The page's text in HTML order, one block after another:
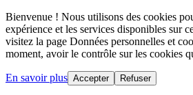
Bienvenue ! Nous utilisons des cookies
expérience et les services disponibles sur
visitez la page Données personnelles et
moment, avoir le contrôle sur les cookies
En savoir plus Accepter Refuser